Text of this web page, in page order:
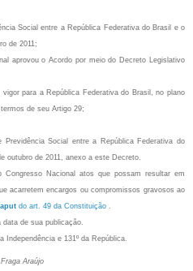
Social entre a República Federativa do Brasil e o
de 2011;
aprovou o Acordo por meio do Decreto Legislativo
para a República Federativa do Brasil, no plano
de seu Artigo 29;
Social entre a República Federativa do
outubro de 2011, anexo a este Decreto.
Nacional atos que possam resultar em
acarretem encargos ou compromissos gravosos ao
do art. 49 da Constituição
de sua publicação.
Independência e 131º da República.
Araújo